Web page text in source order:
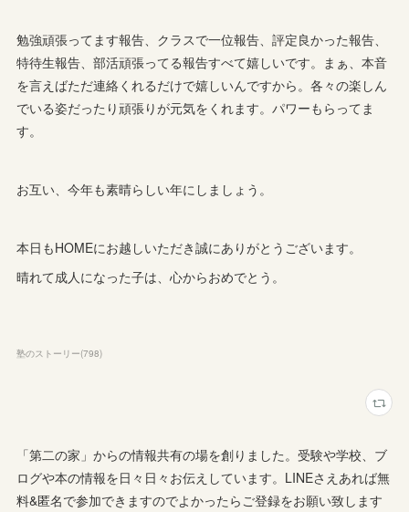
勉強頑張ってます報告、クラスで一位報告、評定良かった報告、
特待生報告、部活頑張ってる報告すべて嬉しいです。まぁ、本音
を言えばただ連絡くれるだけで嬉しいんですから。各々の楽しん
でいる姿だったり頑張りが元気をくれます。パワーもらってま
す。
お互い、今年も素晴らしい年にしましょう。
本日もHOMEにお越しいただき誠にありがとうございます。
晴れて成人になった子は、心からおめでとう。
塾のストーリー(798)
「第二の家」からの情報共有の場を創りました。受験や学校、ブ
ログや本の情報を日々日々お伝えしています。LINEさえあれば無
料&匿名で参加できますのでよかったらご登録をお願い致します